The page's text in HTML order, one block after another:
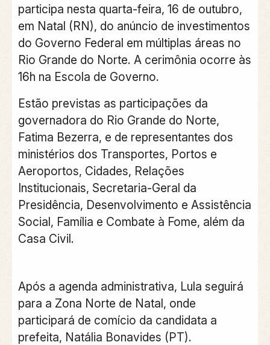
participa nesta quarta-feira, 16 de outubro,
em Natal (RN), do anúncio de investimentos
do Governo Federal em múltiplas áreas no
Rio Grande do Norte. A cerimônia ocorre às
16h na Escola de Governo.
Estão previstas as participações da
governadora do Rio Grande do Norte,
Fatima Bezerra, e de representantes dos
ministérios dos Transportes, Portos e
Aeroportos, Cidades, Relações
Institucionais, Secretaria-Geral da
Presidência, Desenvolvimento e Assistência
Social, Família e Combate à Fome, além da
Casa Civil.
Após a agenda administrativa, Lula seguirá
para a Zona Norte de Natal, onde
participará de comício da candidata a
prefeita, Natália Bonavides (PT).